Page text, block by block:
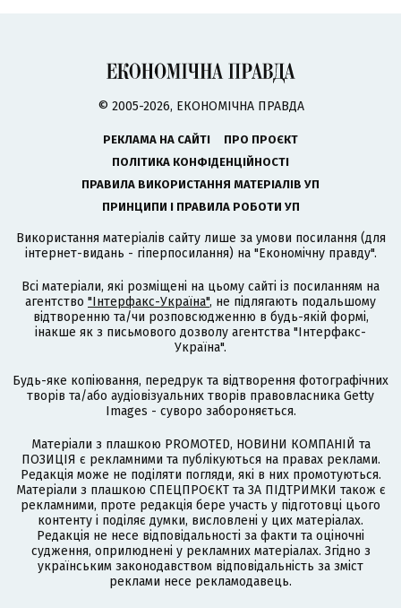
© 2005-2026, ЕКОНОМІЧНА ПРАВДА
РЕКЛАМА НА САЙТІ
ПРО ПРОЄКТ
ПОЛІТИКА КОНФІДЕНЦІЙНОСТІ
ПРАВИЛА ВИКОРИСТАННЯ МАТЕРІАЛІВ УП
ПРИНЦИПИ І ПРАВИЛА РОБОТИ УП
Використання матеріалів сайту лише за умови посилання (для
інтернет-видань - гіперпосилання) на "Економічну правду".
Всі матеріали, які розміщені на цьому сайті із посиланням на
агентство "Інтерфакс-Україна", не підлягають подальшому
відтворенню та/чи розповсюдженню в будь-якій формі,
інакше як з письмового дозволу агентства "Інтерфакс-
Україна".
Будь-яке копіювання, передрук та відтворення фотографічних
творів та/або аудіовізуальних творів правовласника Getty
Images - суворо забороняється.
Матеріали з плашкою PROMOTED, НОВИНИ КОМПАНІЙ та
ПОЗИЦІЯ є рекламними та публікуються на правах реклами.
Редакція може не поділяти погляди, які в них промотуються.
Матеріали з плашкою СПЕЦПРОЄКТ та ЗА ПІДТРИМКИ також є
рекламними, проте редакція бере участь у підготовці цього
контенту і поділяє думки, висловлені у цих матеріалах.
Редакція не несе відповідальності за факти та оціночні
судження, оприлюднені у рекламних матеріалах. Згідно з
українським законодавством відповідальність за зміст
реклами несе рекламодавець.